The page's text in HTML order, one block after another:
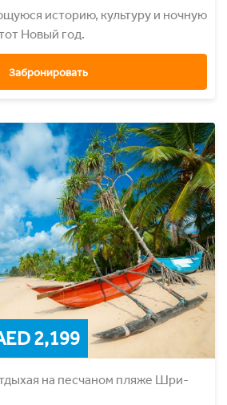
историю, культуру и ночную
Новый год.
Забронировать
2,199
на песчаном пляже Шри-